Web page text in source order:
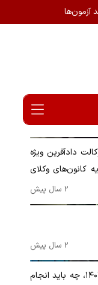
آزمون‌ها
دادآفرین ویژه
کانون‌های وکلای
2 سال پیش
2 سال پیش
برای موفقیت در آزمون وکالت ۱۴۰۳، چه باید انجام